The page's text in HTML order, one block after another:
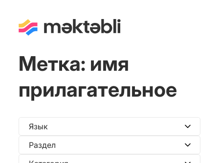
Метка: имя
прилагательное